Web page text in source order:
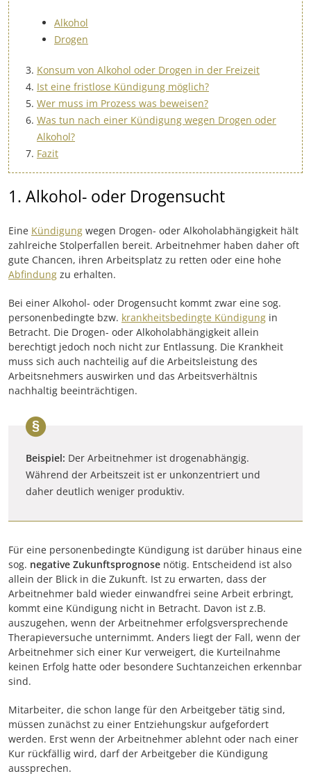
Alkohol
Drogen
Konsum von Alkohol oder Drogen in der Freizeit
Ist eine fristlose Kündigung möglich?
Wer muss im Prozess was beweisen?
Was tun nach einer Kündigung wegen Drogen oder
Alkohol?
Fazit
1. Alkohol- oder Drogensucht
Eine Kündigung wegen Drogen- oder Alkoholabhängigkeit hält
zahlreiche Stolperfallen bereit. Arbeitnehmer haben daher oft
gute Chancen, ihren Arbeitsplatz zu retten oder eine hohe
Abfindung zu erhalten.
Bei einer Alkohol- oder Drogensucht kommt zwar eine sog.
personenbedingte bzw. krankheitsbedingte Kündigung in
Betracht. Die Drogen- oder Alkoholabhängigkeit allein
berechtigt jedoch noch nicht zur Entlassung. Die Krankheit
muss sich auch nachteilig auf die Arbeitsleistung des
Arbeitsnehmers auswirken und das Arbeitsverhältnis
nachhaltig beeinträchtigen.
Beispiel: Der Arbeitnehmer ist drogenabhängig.
Während der Arbeitszeit ist er unkonzentriert und
daher deutlich weniger produktiv.
Für eine personenbedingte Kündigung ist darüber hinaus eine
sog. negative Zukunftsprognose nötig. Entscheidend ist also
allein der Blick in die Zukunft. Ist zu erwarten, dass der
Arbeitnehmer bald wieder einwandfrei seine Arbeit erbringt,
kommt eine Kündigung nicht in Betracht. Davon ist z.B.
auszugehen, wenn der Arbeitnehmer erfolgsversprechende
Therapieversuche unternimmt. Anders liegt der Fall, wenn der
Arbeitnehmer sich einer Kur verweigert, die Kurteilnahme
keinen Erfolg hatte oder besondere Suchtanzeichen erkennbar
sind.
Mitarbeiter, die schon lange für den Arbeitgeber tätig sind,
müssen zunächst zu einer Entziehungskur aufgefordert
werden. Erst wenn der Arbeitnehmer ablehnt oder nach einer
Kur rückfällig wird, darf der Arbeitgeber die Kündigung
aussprechen.